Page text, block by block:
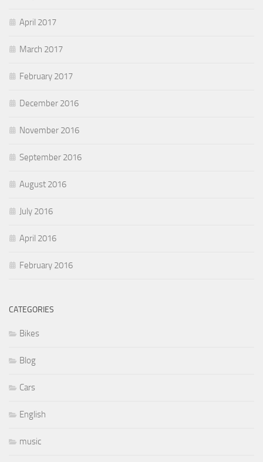
April 2017
March 2017
February 2017
December 2016
November 2016
September 2016
August 2016
July 2016
April 2016
February 2016
CATEGORIES
Bikes
Blog
Cars
English
music